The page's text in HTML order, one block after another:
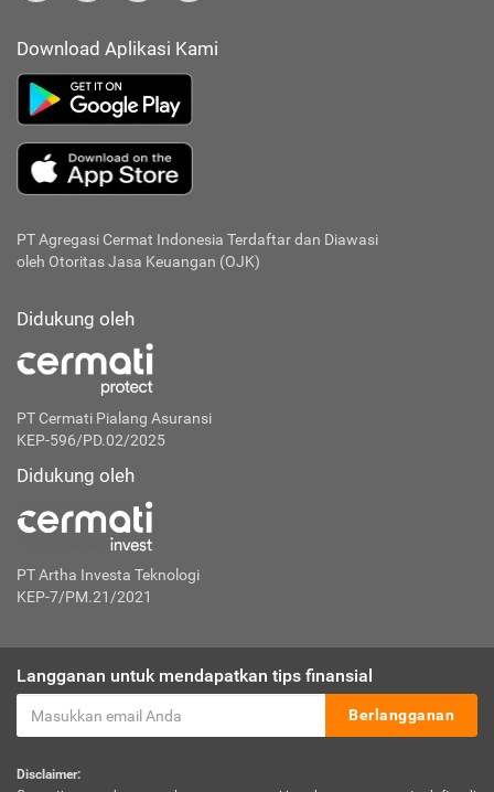
Download Aplikasi Kami
PT Agregasi Cermat Indonesia Terdaftar dan Diawasi
oleh Otoritas Jasa Keuangan (OJK)
Didukung oleh
PT Cermati Pialang Asuransi
KEP-596/PD.02/2025
Didukung oleh
PT Artha Investa Teknologi
KEP-7/PM.21/2021
Langganan untuk mendapatkan tips finansial
Berlangganan
Disclaimer: